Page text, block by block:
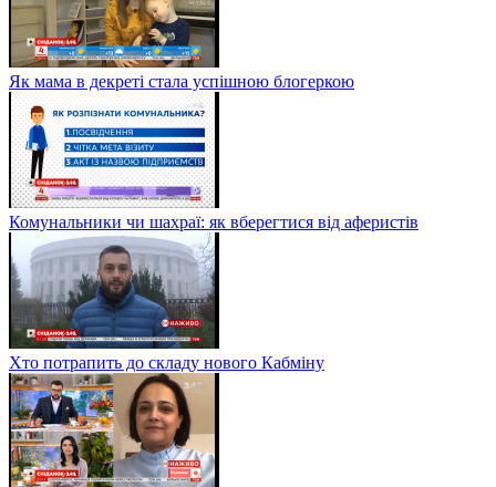
Як мама в декреті стала успішною блогеркою
Комунальники чи шахраї: як вберегтися від аферистів
Хто потрапить до складу нового Кабміну